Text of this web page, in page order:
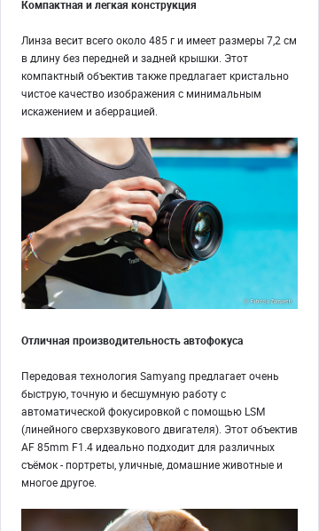
Компактная и легкая конструкция
Линза весит всего около 485 г и имеет размеры 7,2 см
в длину без передней и задней крышки. Этот
компактный объектив также предлагает кристально
чистое качество изображения с минимальным
искажением и аберрацией.
Отличная производительность автофокуса
Передовая технология Samyang предлагает очень
быструю, точную и бесшумную работу с
автоматической фокусировкой с помощью LSM
(линейного сверхзвукового двигателя). Этот объектив
AF 85mm F1.4 идеально подходит для различных
съёмок - портреты, уличные, домашние животные и
многое другое.